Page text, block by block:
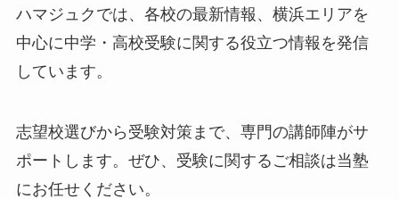
ハマジュクでは、各校の最新情報、横浜エリアを
中心に中学・高校受験に関する役立つ情報を発信
しています。
志望校選びから受験対策まで、専門の講師陣がサ
ポートします。ぜひ、受験に関するご相談は当塾
にお任せください。